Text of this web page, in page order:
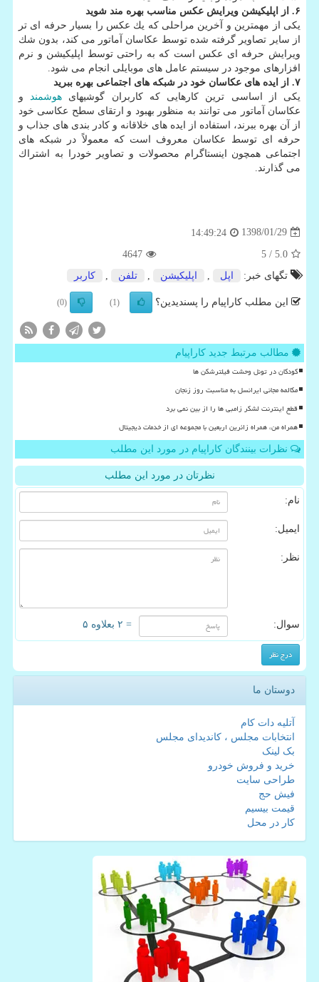
۶. از اپلیكیشن ویرایش عكس مناسب بهره مند شوید
یكی از مهمترین و آخرین مراحلی كه یك عكس را بسیار حرفه ای تر
از سایر تصاویر گرفته شده توسط عكاسان آماتور می كند، بدون شك
ویرایش حرفه ای عكس است كه به راحتی توسط اپلیكیشن و نرم
افزارهای موجود در سیستم عامل های موبایلی انجام می شود.
۷. از ایده های عكاسان خود در شبكه های اجتماعی بهره ببرید
یكی از اساسی ترین كارهایی كه كاربران گوشیهای هوشمندو
عكاسان آماتور می توانند به منظور بهبود و ارتقای سطح عكاسی خود
از آن بهره ببرند، استفاده از ایده های خلاقانه و كادر بندی های جذاب و
حرفه ای توسط عكاسان معروف است كه معمولاً در شبكه های
اجتماعی همچون اینستاگرام محصولات و تصاویر خودرا به اشتراك
می گذارند.
1398/01/29
14:49:24
5.0
/ 5
4647
تگهای خبر:
اپل اپلیكیشن تلفن كاربر
این مطلب کاراپیام را پسندیدین؟ (1)
(0)
مطالب مرتبط جدید کاراپیام
کودکان در تونل وحشت فیلترشکن ها
مکالمه مجانی ایرانسل به مناسبت روز زنجان
قطع اینترنت لشکر زامبی ها را از بین نمی برد
همراه من، همراه زائرین اربعین با مجموعه ای از خدمات دیجیتال
نظرات بینندگان کاراپیام در مورد این مطلب
نظرتان در مورد این مطلب
نام:
ایمیل:
نظر:
سوال: = ۲ بعلاوه ۵
دوستان ما
آتلیه دات کام
انتخابات مجلس ، کاندیدای مجلس
بک لینک
خرید و فروش خودرو
طراحی سایت
فیش حج
قیمت بیسیم
کار در محل